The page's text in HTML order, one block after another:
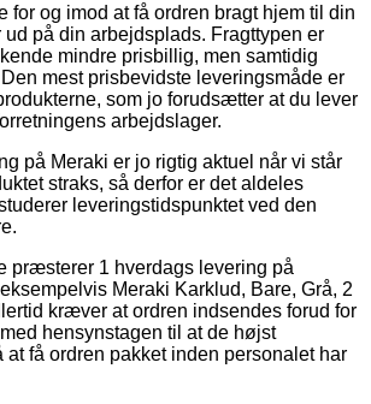
for og imod at få ordren bragt hjem til din
på din arbejdsplads. Fragttypen er
mindre prisbillig, men samtidig
mest prisbevidste leveringsmåde er
som jo forudsætter at du lever
arbejdslager.
på Meraki er jo rigtig aktuel når vi står
straks, så derfor er det aldeles
leveringstidspunktet ved den
præsterer 1 hverdags levering på
Meraki Karklud, Bare, Grå, 2
kræver at ordren indsendes forud for
hensynstagen til at de højst
at få ordren pakket inden personalet har